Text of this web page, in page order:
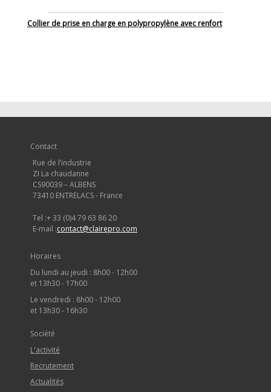
Collier de prise en charge en polypropylène avec renfort
Contact
Rue de l’industrie
ZI La chaudanne
CS90039 – ALBENS
73410 ENTRELACS - France
Tel :+ 33 (0)4 79 63 86 20
E-mail :contact@clairepro.com
Horaires
Du lundi au jeudi : 8h00 - 12h00
et 13h30 - 17h00
Le vendredi : 8h00 - 12h00
et 13h30 - 16h30
Société
L'activité
Recrutement
Actualités